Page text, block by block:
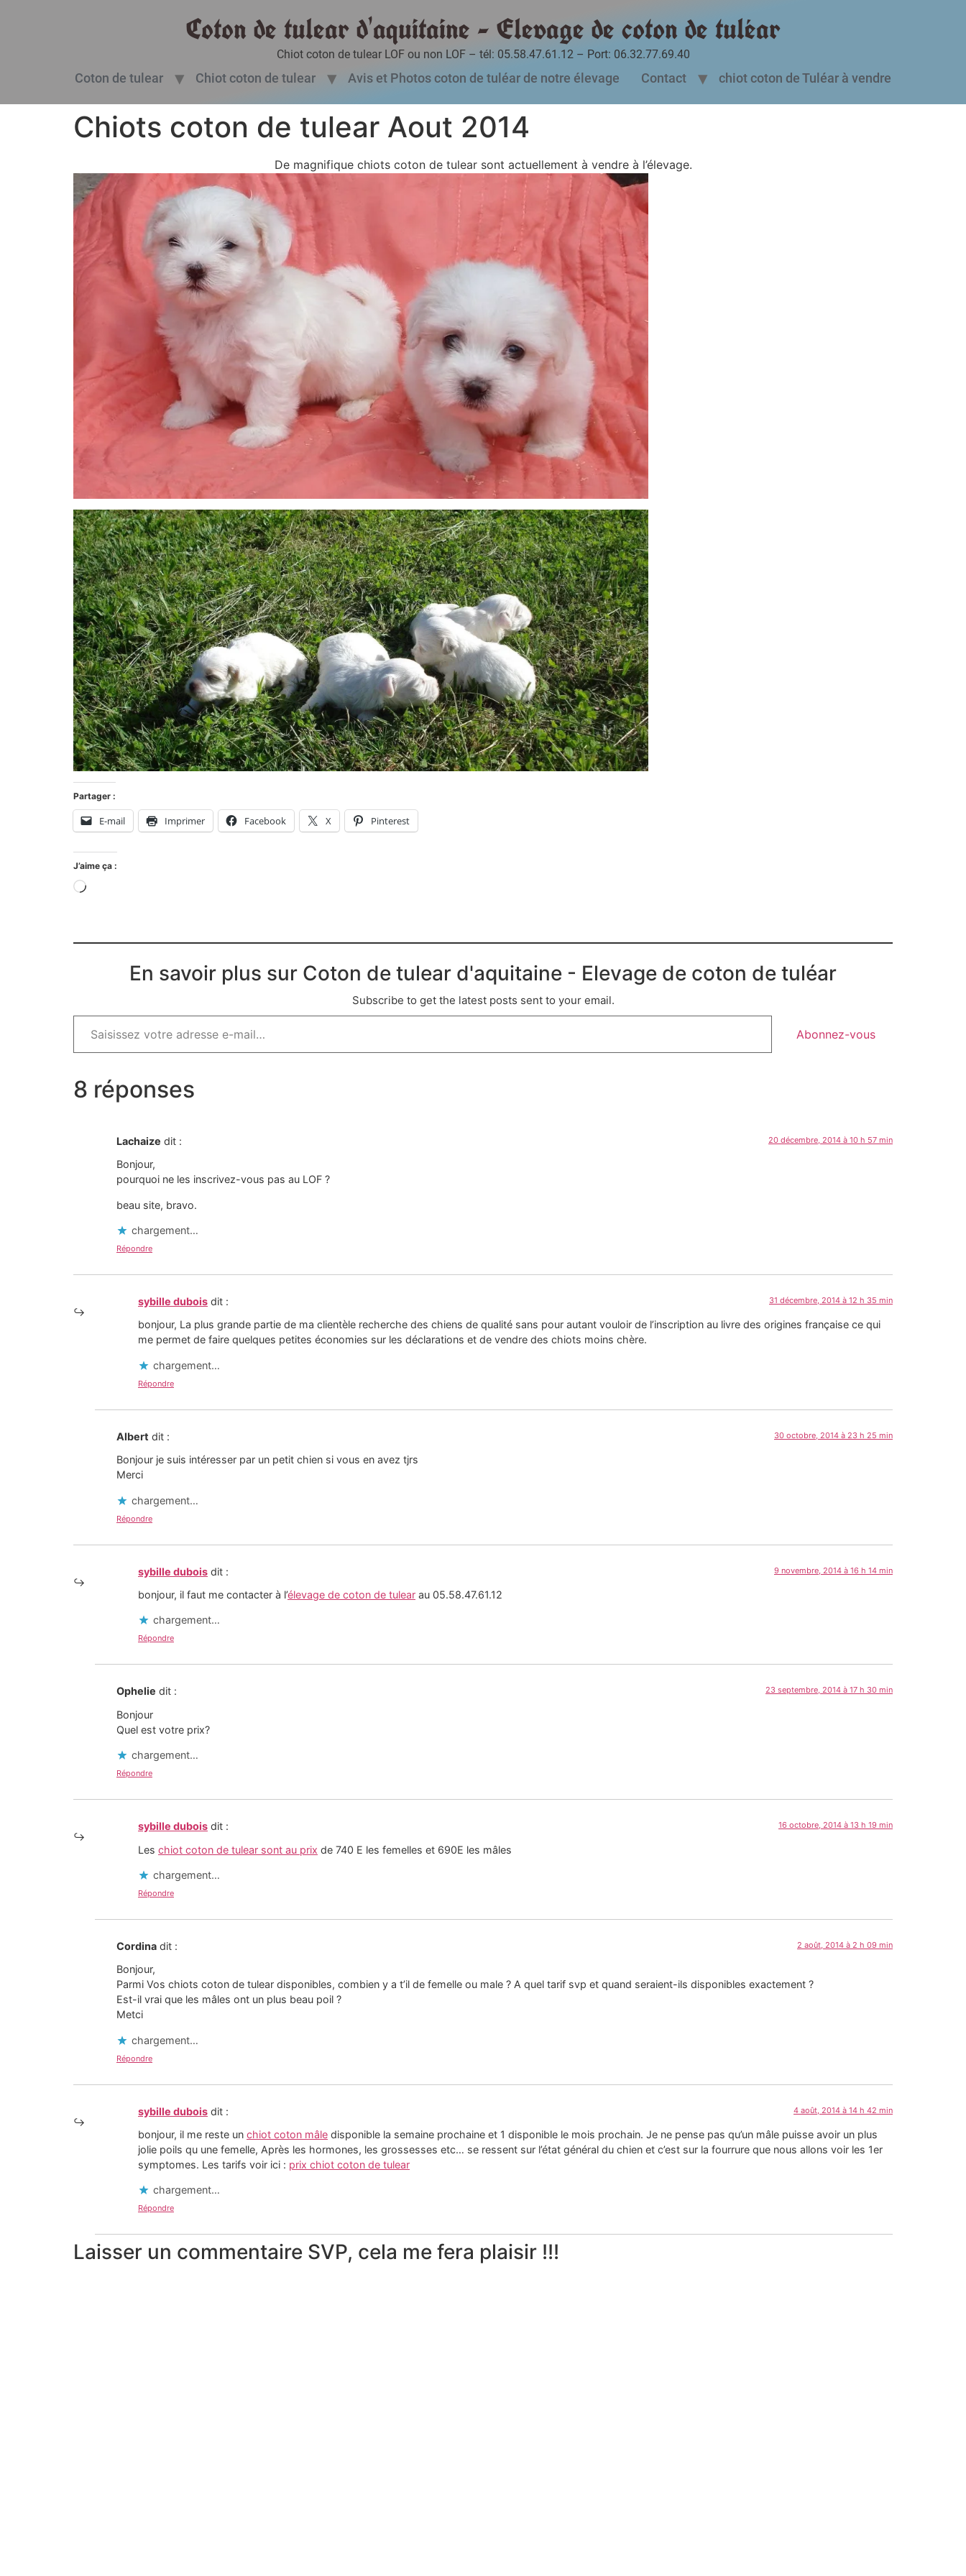
Coton de tulear d'aquitaine - Elevage de coton de tuléar
Chiot coton de tulear LOF ou non LOF – tél: 05.58.47.61.12 – Port: 06.32.77.69.40
Coton de tulear Chiot coton de tulear Avis et Photos coton de tuléar de notre élevage Contact chiot coton de Tuléar à vendre
Chiots coton de tulear Aout 2014
De magnifique chiots coton de tulear sont actuellement à vendre à l’élevage.
Partager :
E-mail Imprimer Facebook X Pinterest
J’aime ça :
En savoir plus sur Coton de tulear d'aquitaine - Elevage de coton de tuléar
Subscribe to get the latest posts sent to your email.
Abonnez-vous
8 réponses
Lachaize dit : 20 décembre, 2014 à 10 h 57 min
Bonjour,
pourquoi ne les inscrivez-vous pas au LOF ?
beau site, bravo.
chargement…
Répondre
sybille dubois dit : 31 décembre, 2014 à 12 h 35 min
bonjour, La plus grande partie de ma clientèle recherche des chiens de qualité sans pour autant vouloir de l’inscription au livre des origines française ce qui
me permet de faire quelques petites économies sur les déclarations et de vendre des chiots moins chère.
chargement…
Répondre
Albert dit : 30 octobre, 2014 à 23 h 25 min
Bonjour je suis intéresser par un petit chien si vous en avez tjrs
Merci
chargement…
Répondre
sybille dubois dit : 9 novembre, 2014 à 16 h 14 min
bonjour, il faut me contacter à l’élevage de coton de tulear au 05.58.47.61.12
chargement…
Répondre
Ophelie dit : 23 septembre, 2014 à 17 h 30 min
Bonjour
Quel est votre prix?
chargement…
Répondre
sybille dubois dit : 16 octobre, 2014 à 13 h 19 min
Les chiot coton de tulear sont au prix de 740 E les femelles et 690E les mâles
chargement…
Répondre
Cordina dit : 2 août, 2014 à 2 h 09 min
Bonjour,
Parmi Vos chiots coton de tulear disponibles, combien y a t’il de femelle ou male ? A quel tarif svp et quand seraient-ils disponibles exactement ?
Est-il vrai que les mâles ont un plus beau poil ?
Metci
chargement…
Répondre
sybille dubois dit : 4 août, 2014 à 14 h 42 min
bonjour, il me reste un chiot coton mâle disponible la semaine prochaine et 1 disponible le mois prochain. Je ne pense pas qu’un mâle puisse avoir un plus
jolie poils qu une femelle, Après les hormones, les grossesses etc… se ressent sur l’état général du chien et c’est sur la fourrure que nous allons voir les 1er
symptomes. Les tarifs voir ici : prix chiot coton de tulear
chargement…
Répondre
Laisser un commentaire SVP, cela me fera plaisir !!!